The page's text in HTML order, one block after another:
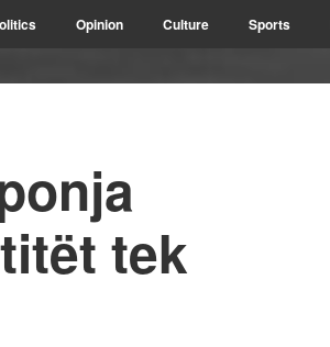
Opinion Culture Sports
tek